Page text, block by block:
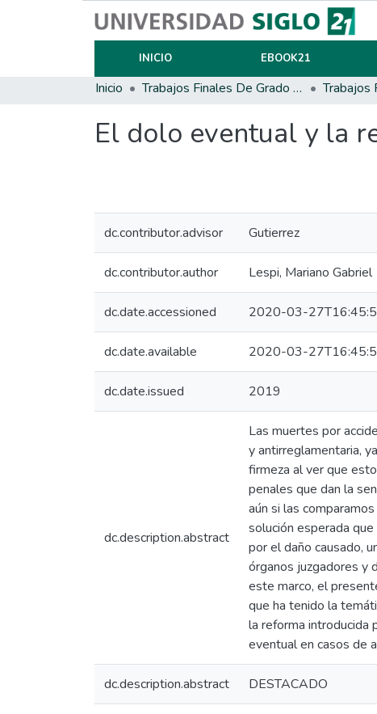
INICIO EBOOK21
Inicio Trabajos Finales De Grado Y Posgrado Trabajos
El dolo eventual y la
dc.contributor.advisor Gutierrez
dc.contributor.author Lespi, Mariano Gabriel
dc.date.accessioned 2020-03-
dc.date.available 2020-03-
dc.date.issued 2019
dc.description.abstract
Las muertes por
y antirreglamentaria,
firmeza al ver que
penales que dan la
aún si las
solución esperada
por el daño causado,
órganos juzgadores y
este marco, el
que ha tenido la
la reforma introducida
eventual en casos de
dc.description.abstract DESTACADO